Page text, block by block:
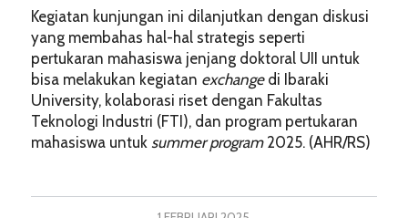
Kegiatan kunjungan ini dilanjutkan dengan diskusi
yang membahas hal-hal strategis seperti
pertukaran mahasiswa jenjang doktoral UII untuk
bisa melakukan kegiatan exchange di Ibaraki
University, kolaborasi riset dengan Fakultas
Teknologi Industri (FTI), dan program pertukaran
mahasiswa untuk summer program 2025. (AHR/RS)